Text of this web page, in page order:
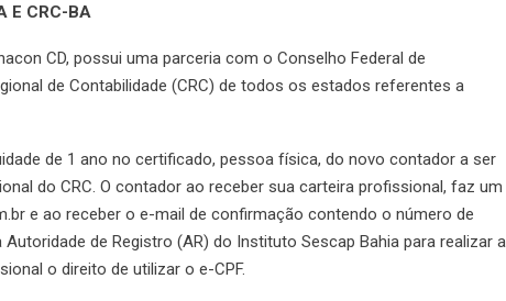
E CRC-BA
CD, possui uma parceria com o Conselho Federal de
de Contabilidade (CRC) de todos os estados referentes a
de 1 ano no certificado, pessoa física, do novo contador a ser
do CRC. O contador ao receber sua carteira profissional, faz um
e ao receber o e-mail de confirmação contendo o número de
de Registro (AR) do Instituto Sescap Bahia para realizar a
o direito de utilizar o e-CPF.